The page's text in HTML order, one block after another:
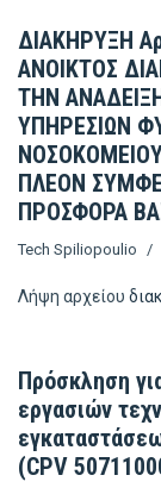
ΔΙΑΚΗΡΥΞΗ
ΑΝΟΙΚΤΟΣ
ΤΗΝ
ΥΠΗΡΕΣΙΩΝ
ΠΛΕΟΝ
ΠΡΟΣΦΟΡΑ
Tech Spiliopoulio
Λήψη αρχείου
Πρόσκληση
εργασιών
(CPV